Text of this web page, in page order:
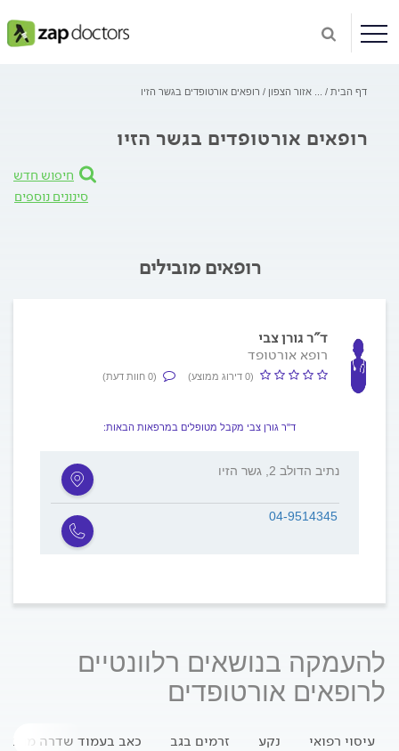
דף הבית אזור הצפון רופאים אורטופדים בגשר הזיו
רופאים אורטופדים בגשר הזיו
חיפוש חדש
סינונים נוספים
רופאים מובילים
ד"ר גורן צבי
רופא אורטופד
(0 דירוג ממוצע) (0 חוות דעת)
ד"ר גורן צבי מקבל מטופלים במרפאות הבאות:
נתיב הדולב 2, גשר הזיו
04-9514345
להעמקה בנושאים רלוונטיים
לרופאים אורטופדים
עיסוי רפואי נקע זרמים בגב כאב בעמוד שדרה